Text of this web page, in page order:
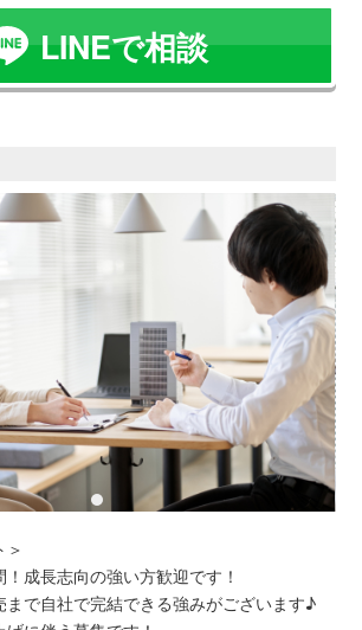
LINEで相談
＞
成長志向の強い方歓迎です！
で自社で完結できる強みがございます♪